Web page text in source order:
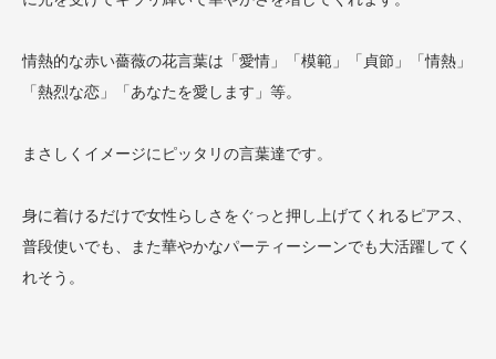
情熱的な赤い薔薇の花言葉は「愛情」「模範」「貞節」「情熱」
「熱烈な恋」「あなたを愛します」等。
まさしくイメージにピッタリの言葉達です。
身に着けるだけで女性らしさをぐっと押し上げてくれるピアス、
普段使いでも、また華やかなパーティーシーンでも大活躍してく
れそう。